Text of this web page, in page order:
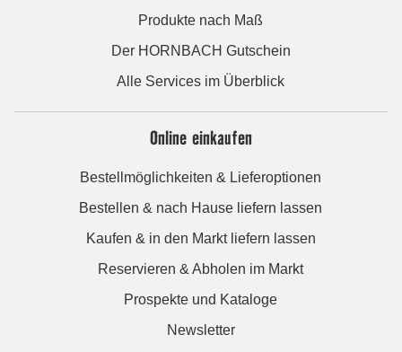
Produkte nach Maß
Der HORNBACH Gutschein
Alle Services im Überblick
Online einkaufen
Bestellmöglichkeiten & Lieferoptionen
Bestellen & nach Hause liefern lassen
Kaufen & in den Markt liefern lassen
Reservieren & Abholen im Markt
Prospekte und Kataloge
Newsletter